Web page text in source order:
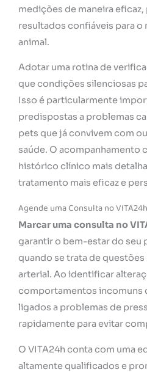
medições de maneira
resultados confiáveis para o
animal.
Adotar uma rotina de
que condições silenciosas
Isso é particularmente
predispostas a problemas
pets que já convivem com
saúde. O acompanhamento
histórico clínico mais
tratamento mais eficaz e
Agende uma Consulta no VITA24h
Marcar uma consulta no
garantir o bem-estar do seu
quando se trata de questões
arterial. Ao identificar
comportamentos incomuns
ligados a problemas de
rapidamente para evitar
O VITA24h conta com uma
altamente qualificados e